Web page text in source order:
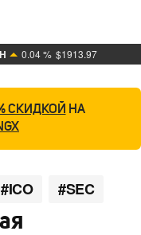
0.04 % $1913.97
СКИДКОЙ НА
#ICO #SEC